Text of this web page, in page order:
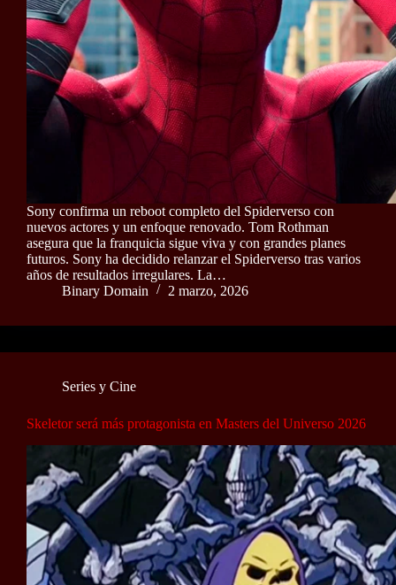
Sony confirma un reboot completo del Spiderverso con
nuevos actores y un enfoque renovado. Tom Rothman
asegura que la franquicia sigue viva y con grandes planes
futuros. Sony ha decidido relanzar el Spiderverso tras varios
años de resultados irregulares. La…
Binary Domain
2 marzo, 2026
Series y Cine
Skeletor será más protagonista en Masters del Universo 2026